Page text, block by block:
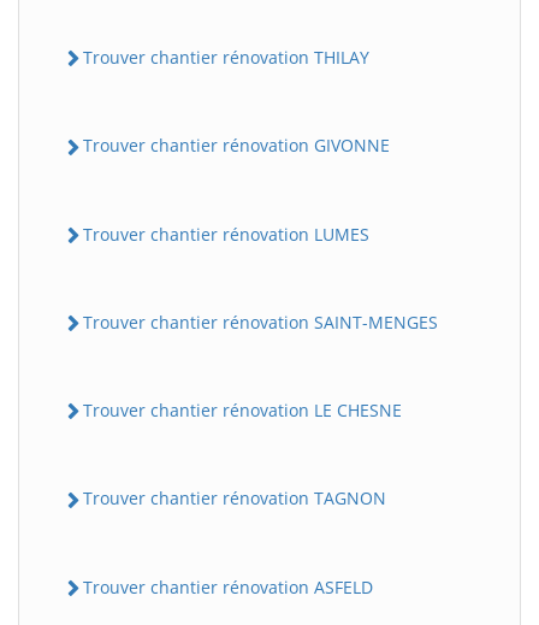
Trouver chantier rénovation THILAY
Trouver chantier rénovation GIVONNE
Trouver chantier rénovation LUMES
Trouver chantier rénovation SAINT-MENGES
Trouver chantier rénovation LE CHESNE
Trouver chantier rénovation TAGNON
Trouver chantier rénovation ASFELD